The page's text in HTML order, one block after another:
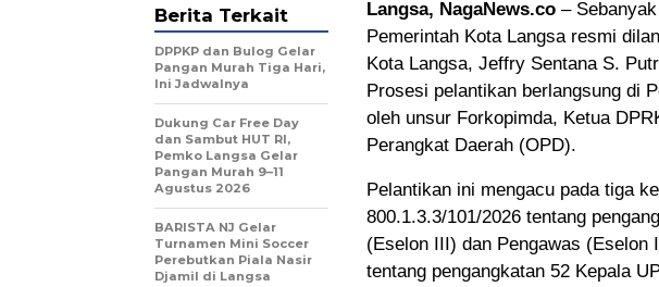
Langsa, NagaNews.co –
Pemerintah Kota Langsa resmi
Kota Langsa, Jeffry Sentana S.
Prosesi pelantikan berlangsung di
oleh unsur Forkopimda, Ketua
Perangkat Daerah (OPD).
Pelantikan ini mengacu pada tiga
800.1.3.3/101/2026 tentang
(Eselon III) dan Pengawas (Eselon
tentang pengangkatan 52 Kepala
Berita Terkait
DPPKP dan Bulog Gelar
Pangan Murah Tiga Hari,
Ini Jadwalnya
Dukung Car Free Day
dan Sambut HUT RI,
Pemko Langsa Gelar
Pangan Murah 9–11
Agustus 2026
BARISTA NJ Gelar
Turnamen Mini Soccer
Perebutkan Piala Nasir
Djamil di Langsa